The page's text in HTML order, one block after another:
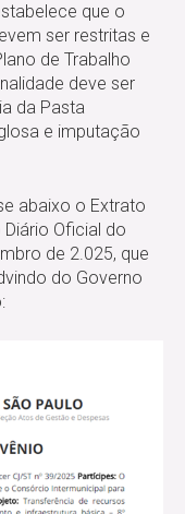
que o
ser restritas e
de Trabalho
deve ser
da Pasta
e imputação
abaixo o Extrato
Oficial do
de 2.025, que
do Governo